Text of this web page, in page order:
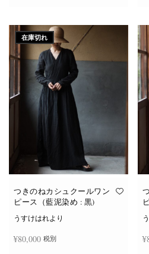
在庫切れ
つきのねカシュクールワン
ピース（藍泥染め : 黒)
うすけはれより
¥80,000 税別 ¥